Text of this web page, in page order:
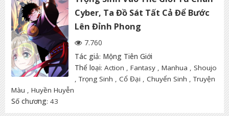
Cyber, Ta Đồ Sát Tất Cả Để Bước
Lên Đỉnh Phong
7.760
Tác giả: Mộng Tiên Giới
Thể loại: Action , Fantasy , Manhua , Shoujo
,Trọng Sinh , Cổ Đại , Chuyển Sinh ,Truyện
Màu , Huyền Huyễn
Số chương: 43